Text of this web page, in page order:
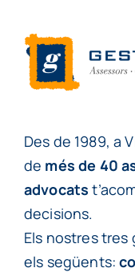
Des de 1989, a
de més de 40
advocats
decisions.
Els nostres tres
els següents: